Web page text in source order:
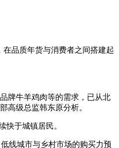
在品质年货与消费者之间搭建起
牌牛羊鸡肉等的需求，已从北
高级总监韩东原分析。
快于城镇居民。
线城市与乡村市场的购买力预